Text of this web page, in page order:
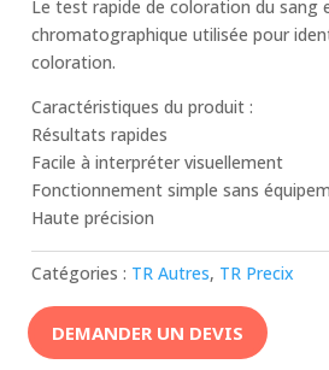
Le test rapide de coloration du sang
chromatographique utilisée pour
coloration.
Caractéristiques du produit :
Résultats rapides
Facile à interpréter visuellement
Fonctionnement simple sans
Haute précision
Catégories : TR Autres, TR Precix
DEMANDER UN DEVIS